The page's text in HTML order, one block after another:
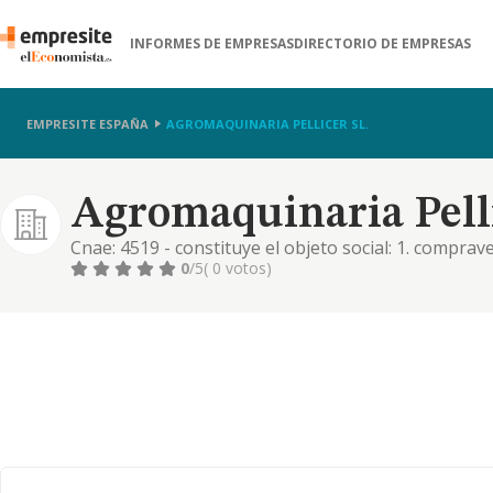
INFORMES DE EMPRESASDIRECTORIO DE EMPRESAS
EMPRESITE ESPAÑA AGROMAQUINARIA PELLICER SL.
Agromaquinaria
Cnae: 4519 - constituye el objeto social: 1.
vehículos, máquinas y herramientas agrícolas y
0/5( 0 votos)